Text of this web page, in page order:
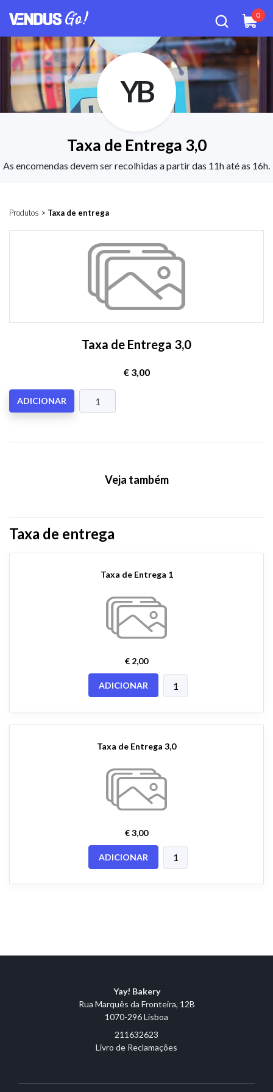
0
YB
Taxa de Entrega 3,0
As encomendas devem ser recolhidas a partir das 11h até as 16h.
Produtos > Taxa de entrega
Taxa de Entrega 3,0
€ 3,00
ADICIONAR
Veja também
Taxa de entrega
Taxa de Entrega 1
€ 2,00
ADICIONAR
Taxa de Entrega 3,0
€ 3,00
ADICIONAR
Yay! Bakery
Rua Marquês da Fronteira, 12B
1070-296 Lisboa
211632623
Livro de Reclamações